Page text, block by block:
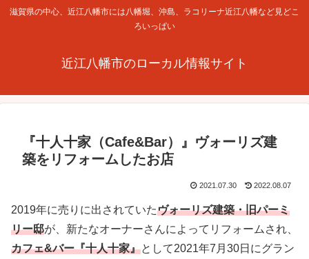
滋賀県の中心、近江八幡市には八幡堀、沖島、ラコリーナ近江八幡など見どこ
ろいっぱい
近江八幡市のローカル情報サイト
『十人十家（Cafe&Bar）』ヴォーリズ建
築をリフォームしたお店
2021.07.30 2022.08.07
2019年に売りに出されていたヴォーリズ建築・旧パーミ
リー邸が、新たなオーナーさんによってリフォームされ、
カフェ&バー『十人十家』として2021年7月30日にグラン